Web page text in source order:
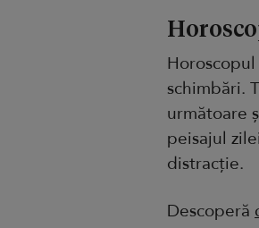
schimbări.
următoare
peisajul
distracție.
Descoperă